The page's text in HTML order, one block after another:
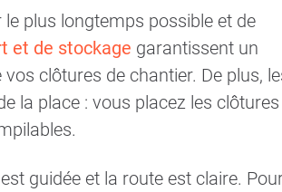
plus longtemps possible et de
et de stockage garantissent un
clôtures de chantier. De plus,
la place : vous placez les clôtures
guidée et la route est claire.